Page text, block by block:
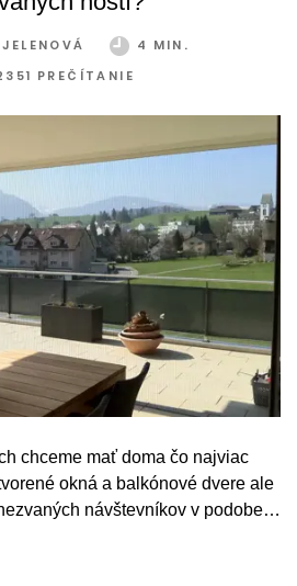
4 MIN.
PREČÍTANIE
chceme mať doma čo najviac
okná a balkónové dvere ale
návštevníkov v podobe